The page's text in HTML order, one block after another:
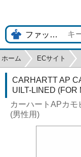
ホーム ECサイト
CARHARTT AP
UILT-LINED (FOR
カーハートAPカ
(男性用)